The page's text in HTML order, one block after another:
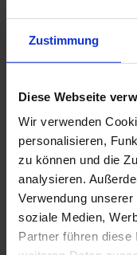
Zustimmung
Diese Webseite
Wir verwenden
personalisieren,
zu können und die
analysieren.
Verwendung
soziale Medien,
Partner führen
Zahnmedizinische
VITA
2021–2024
seit 2024 in